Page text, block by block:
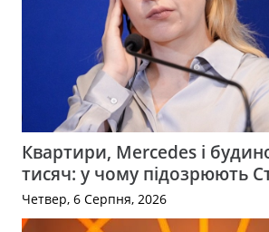
Квартири, Mercedes і
тисяч: у чому підозрюють
Четвер, 6 Серпня, 2026